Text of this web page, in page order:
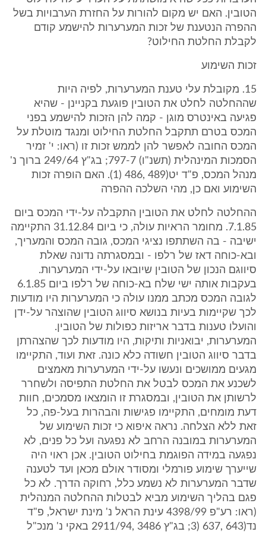
הטובין. האם יש מקום להורות על החזרת הערבויות בשל
ההפרה הנטענת של זכות המערערות להישמע קודם
לקבלת החלטת החילוט?
זכות השימוע
‎15. מקובלת עלי טענת המערערות, לפיה היות
שההחלטה לחלט את הטובין פוגעת בקניינן - שהיא
פגיעה באינטרס מוגן - קמה להן הזכות להישמע בפני
המכס בטרם תתקבל החלטת החילוט ומנגד מוטלת על
המכס החובה לאפשר להן לממש זכות זו (ראו: י' זמיר
הסמכות המינהלית (תשנ"ו) ‎797-7; בג"ץ ‎249/64 ברוך נ'
מנהל המכס, פ"ד יט(‎1) 486, 489). האם הופרה זכות
השימוע ואם כן, מהי השלכה ההפרה
ההחלטה לחלט את הטובין התקבלה על-ידי המכס ביום
‎7.1.85. מחומר הראיות עולה, כי ביום ‎31.12.84 התקיימה
ישיבה - בה השתתפו נציגי המכס, גובה המכס והמעריך,
ובא-כוחה דאז של רלפו - ובמסגרתה נדונה שאלת
סיווגם הנכון של הטובין שיובאו על-ידי המערערות.
בעקבות אותה ישי שלח בא-כוחה של רלפו ביום ‎6.1.85
לגובה המכס מכתב ממנו עולה כי המערערות היו מודעות
לכך שקיימות בעיות בנושא סיווג הטובין שהוצהר על-ידן
והועלו טענות בדבר אריזות כפולות של הטובין.
המערערות, יבואניות ותיקות, היו מודעות לכך שהצהרתן
בדבר סיווג הטובין חשודה כלא כונה. זאת ועוד, התקיימו
מגעים ממושכים ונעשו על-ידי המערערות מאמצים
לשכנע את המכס לבטל את החלטת התפיסה ולשחרר
לרשותן את הטובין, ובמסגרת זו הומצאו מסמכים, חוות
דעת מומחים, התקיימו פגישות והבהרות בעל-פה, כל
זאת ללא הצלחה. נראה איפוא כי זכות השימוע של
המערערות במובנה הרחב לא נפגעה ועל כל פנים, לא
נפגעה במידה הפוגמת בחילוט הטובין. אכן ראוי היה
שייערך שימוע פורמלי ומסודר אולם מכאן ועד לטענה
שדבר המערערות לא נשמע כלל, רחוקה הדרך. לא כל
פגם בהליך השימוע מביא לבטלות ההחלטה המנהלית
(ראו: רע"פ ‎4398/99 עינת הראל נ' מינת ישראל, פ"ד
נד(‎3) 637, 643; בג"ץ ‎2911/94, 3486 באקי נ' מנכ"ל